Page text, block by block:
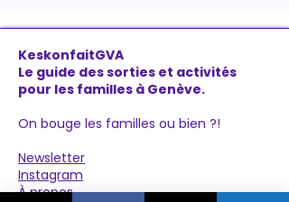
KeskonfaitGVA
Le guide des sorties et activités
pour les familles à Genève.
On bouge les familles ou bien ?!
Newsletter
Instagram
À propos